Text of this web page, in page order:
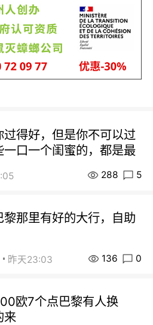
得好，但是你不可以过
口一个闺蜜的，都是最
288 5
那里有好的大行，自助
昨天23:03 136 0
欧7个点巴黎有人换
来